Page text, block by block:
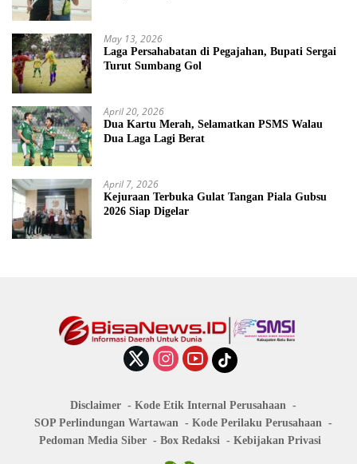
May 13, 2026
Laga Persahabatan di Pegajahan, Bupati Sergai
Turut Sumbang Gol
April 20, 2026
Dua Kartu Merah, Selamatkan PSMS Walau
Dua Laga Lagi Berat
April 7, 2026
Kejuraan Terbuka Gulat Tangan Piala Gubsu
2026 Siap Digelar
Disclaimer
Kode Etik Internal Perusahaan
SOP Perlindungan Wartawan
Kode Perilaku Perusahaan
Pedoman Media Siber
Box Redaksi Kebijakan Privasi